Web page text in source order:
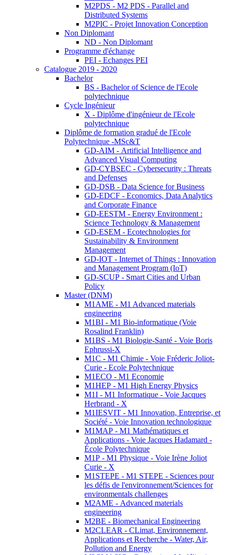
M2PDS - M2 PDS - Parallel and
Distributed Systems
M2PIC - Projet Innovation Conception
Non Diplomant
ND - Non Diplomant
Programme d'échange
PEI - Echanges PEI
Catalogue 2019 - 2020
Bachelor
BS - Bachelor of Science de l'Ecole
polytechnique
Cycle Ingénieur
X - Diplôme d'ingénieur de l'Ecole
polytechnique
Diplôme de formation gradué de l'Ecole
Polytechnique -MSc&T
GD-AIM - Artificial Intelligence and
Advanced Visual Computing
GD-CYBSEC - Cybersecurity : Threats
and Defenses
GD-DSB - Data Science for Business
GD-EDCF - Economics, Data Analytics
and Corporate Finance
GD-EESTM - Energy Environment :
Science Technology & Management
GD-ESEM - Ecotechnologies for
Sustainability & Environment
Management
GD-IOT - Internet of Things : Innovation
and Management Program (IoT)
GD-SCUP - Smart Cities and Urban
Policy
Master (DNM)
M1AME - M1 Advanced materials
engineering
M1BI - M1 Bio-informatique (Voie
Rosalind Franklin)
M1BS - M1 Biologie-Santé - Voie Boris
Ephrussi-X
M1C - M1 Chimie - Voie Fréderic Joliot-
Curie - Ecole Polytechnique
M1ECO - M1 Economie
M1HEP - M1 High Energy Physics
M1I - M1 Informatique - Voie Jacques
Herbrand - X
M1IESVIT - M1 Innovation, Entreprise, et
Société - Voie Innovation technologique
M1MAP - M1 Mathématiques et
Applications - Voie Jacques Hadamard -
École Polytechnique
M1P - M1 Physique - Voie Irène Joliot
Curie - X
M1STEPE - M1 STEPE - Sciences pour
les défis de l'environnement/Sciences for
environmentals challenges
M2AME - Advanced materials
engineering
M2BE - Biomechanical Engineering
M2CLEAR - CLimat, Environnement,
Applications et Recherche - Water, Air,
Pollution and Energy